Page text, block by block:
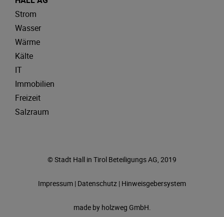
Strom
Wasser
Wärme
Kälte
IT
Immobilien
Freizeit
Salzraum
© Stadt Hall in Tirol Beteiligungs AG, 2019
Impressum | Datenschutz | Hinweisgebersystem
made by holzweg GmbH.